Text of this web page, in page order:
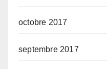
octobre 2017
septembre 2017